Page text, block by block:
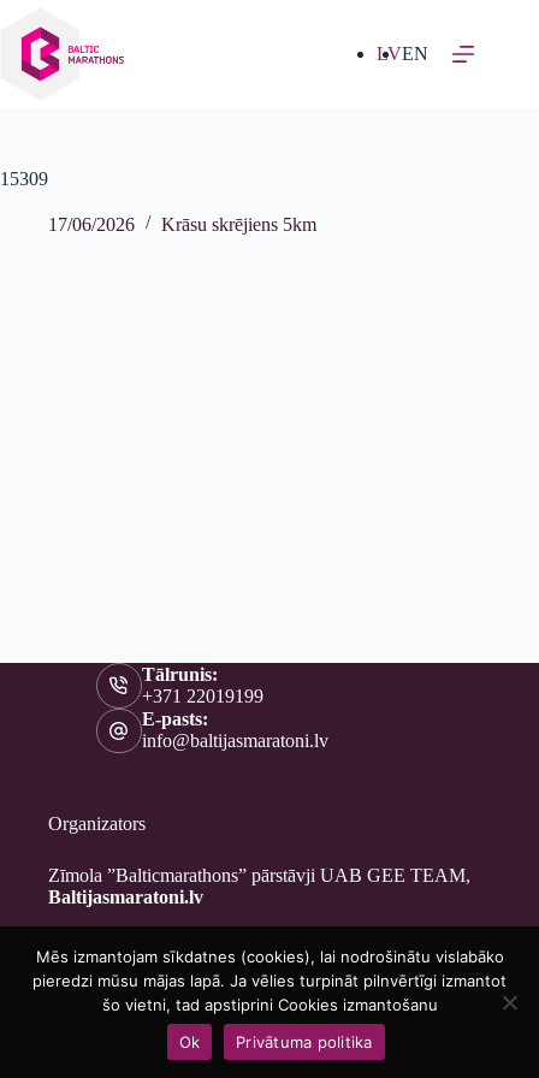
saturu
LVEN
15309
17/06/2026 Krāsu skrējiens 5km
Tālrunis:
+371 22019199
E-pasts:
info@baltijasmaratoni.lv
Organizators
Zīmola ”Balticmarathons” pārstāvji UAB GEE TEAM,
Baltijasmaratoni.lv
Kontakti
Par mums
Brīvprātīgajiem
Privātuma politika
Copyright © 2026 - Baltijasmaratoni.lv
Mēs izmantojam sīkdatnes (cookies), lai nodrošinātu vislabāko
pieredzi mūsu mājas lapā. Ja vēlies turpināt pilnvērtīgi izmantot
šo vietni, tad apstiprini Cookies izmantošanu
Ok
Privātuma politika